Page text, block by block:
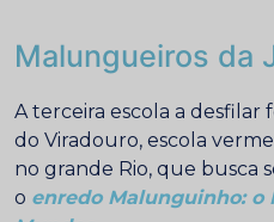
Malungueiros da
A terceira escola a desfilar
do Viradouro, escola
no grande Rio, que
o enredo Malunguinho: o